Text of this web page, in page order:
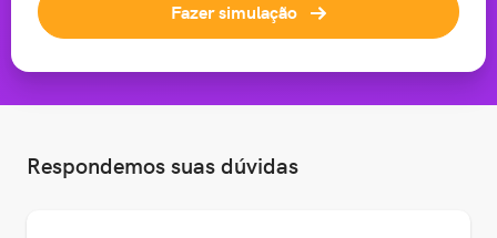
Fazer simulação
Respondemos suas dúvidas